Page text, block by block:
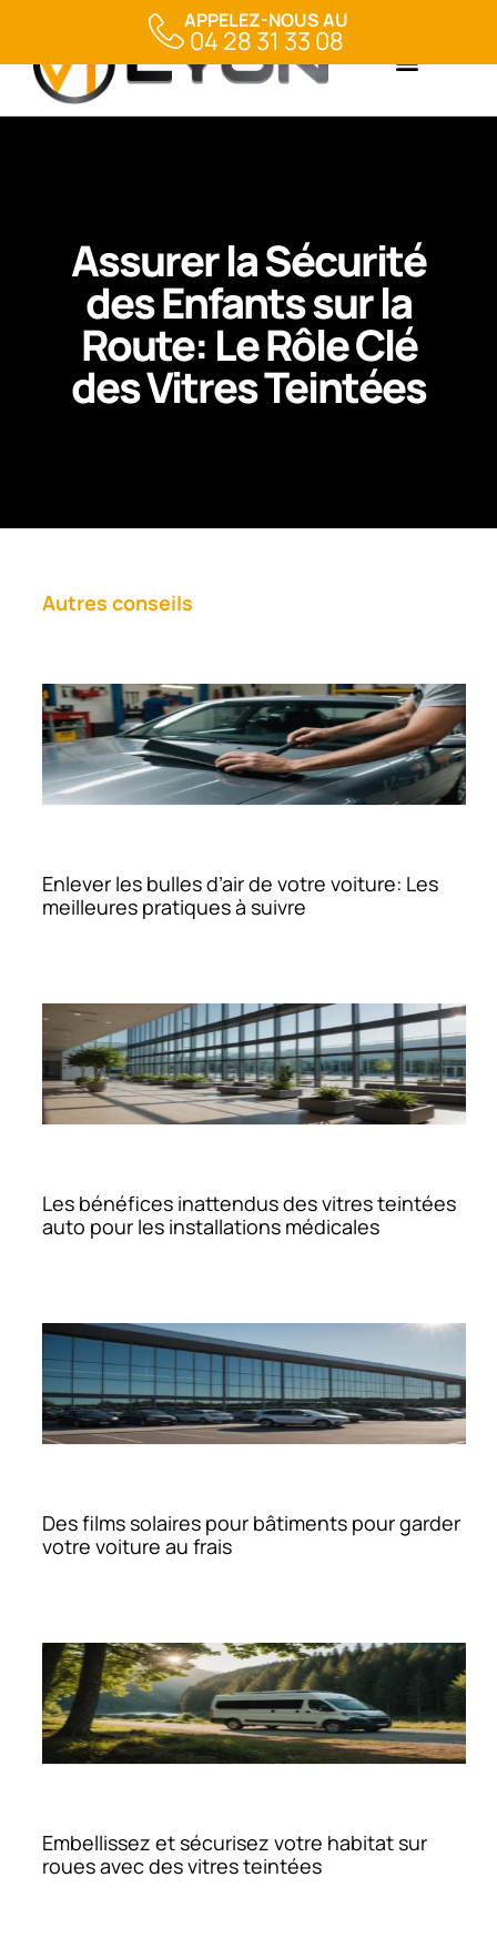
Assurer la Sécurité
des Enfants sur la
Route: Le Rôle Clé
des Vitres Teintées
Autres conseils
Enlever les bulles d’air de votre voiture: Les
meilleures pratiques à suivre
Les bénéfices inattendus des vitres teintées
auto pour les installations médicales
Des films solaires pour bâtiments pour garder
votre voiture au frais
Embellissez et sécurisez votre habitat sur
roues avec des vitres teintées
APPELEZ-NOUS AU
04 28 31 33 08